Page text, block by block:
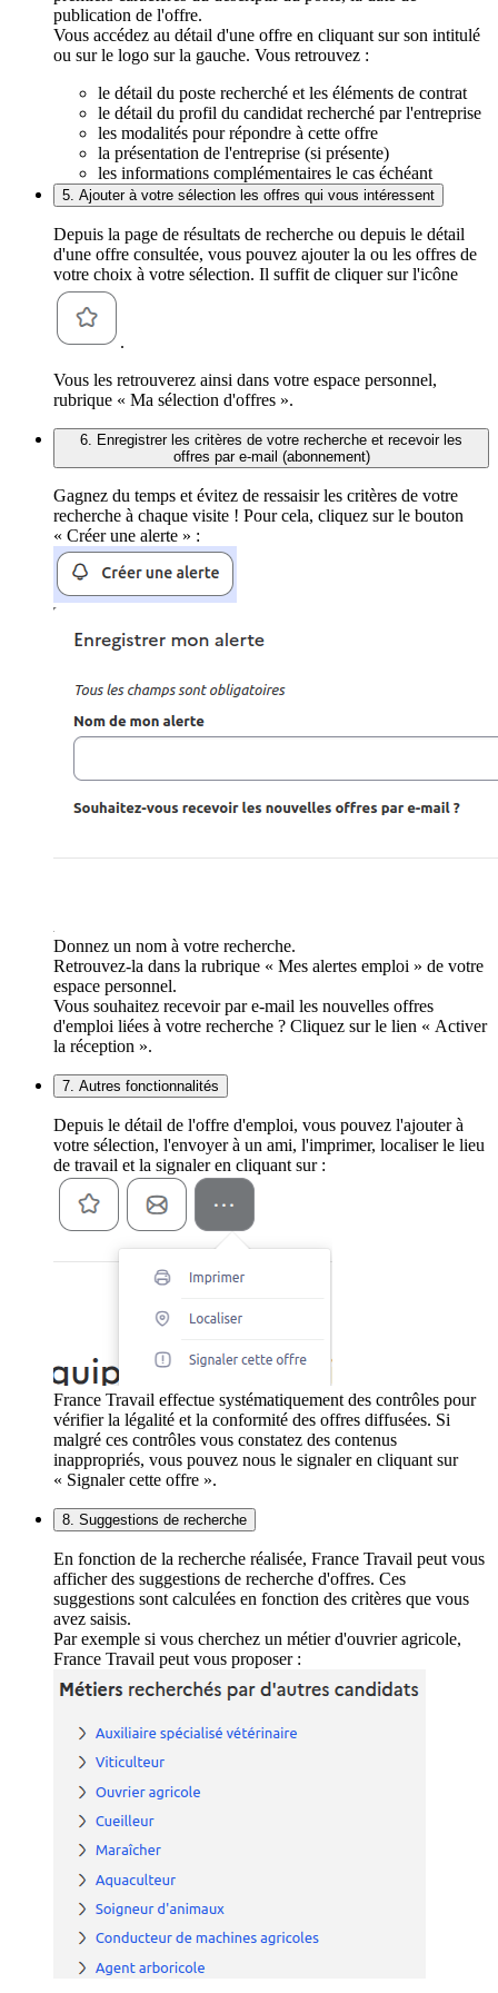
publication de l'offre.
Vous accédez au détail d'une offre en cliquant sur son intitulé
ou sur le logo sur la gauche. Vous retrouvez :
le détail du poste recherché et les éléments de contrat
le détail du profil du candidat recherché par l'entreprise
les modalités pour répondre à cette offre
la présentation de l'entreprise (si présente)
les informations complémentaires le cas échéant
5. Ajouter à votre sélection les offres qui vous intéressent
Depuis la page de résultats de recherche ou depuis le détail
d'une offre consultée, vous pouvez ajouter la ou les offres de
votre choix à votre sélection. Il suffit de cliquer sur l'icône
.
Vous les retrouverez ainsi dans votre espace personnel,
rubrique « Ma sélection d'offres ».
6. Enregistrer les critères de votre recherche et recevoir les
offres par e-mail (abonnement)
Gagnez du temps et évitez de ressaisir les critères de votre
recherche à chaque visite ! Pour cela, cliquez sur le bouton
« Créer une alerte » :
Donnez un nom à votre recherche.
Retrouvez-la dans la rubrique « Mes alertes emploi » de votre
espace personnel.
Vous souhaitez recevoir par e-mail les nouvelles offres
d'emploi liées à votre recherche ? Cliquez sur le lien « Activer
la réception ».
7. Autres fonctionnalités
Depuis le détail de l'offre d'emploi, vous pouvez l'ajouter à
votre sélection, l'envoyer à un ami, l'imprimer, localiser le lieu
de travail et la signaler en cliquant sur :
France Travail effectue systématiquement des contrôles pour
vérifier la légalité et la conformité des offres diffusées. Si
malgré ces contrôles vous constatez des contenus
inappropriés, vous pouvez nous le signaler en cliquant sur
« Signaler cette offre ».
8. Suggestions de recherche
En fonction de la recherche réalisée, France Travail peut vous
afficher des suggestions de recherche d'offres. Ces
suggestions sont calculées en fonction des critères que vous
avez saisis.
Par exemple si vous cherchez un métier d'ouvrier agricole,
France Travail peut vous proposer :